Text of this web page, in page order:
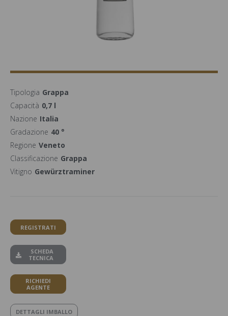
Tipologia Grappa
Capacità 0,7 l
Nazione Italia
Gradazione 40 °
Regione Veneto
Classificazione Grappa
Vitigno Gewürztraminer
REGISTRATI
SCHEDA
TECNICA
RICHIEDI
AGENTE
DETTAGLI IMBALLO